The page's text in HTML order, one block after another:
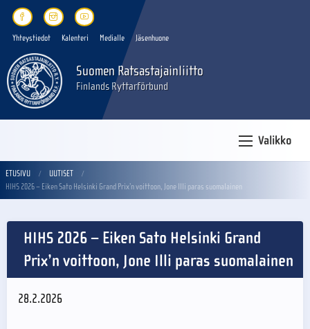
Yhteystiedot Kalenteri Medialle Jäsenhuone
Suomen Ratsastajainliitto
Finlands Ryttarförbund
Valikko
ETUSIVU
UUTISET
HIHS 2026 – Eiken Sato Helsinki Grand Prix’n voittoon, Jone Illi paras suomalainen
HIHS 2026 – Eiken Sato Helsinki Grand
Prix’n voittoon, Jone Illi paras suomalainen
28.2.2026